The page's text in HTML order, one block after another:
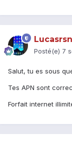
Posté(e) 7
Salut, tu es sous
Tes APN sont
Forfait internet